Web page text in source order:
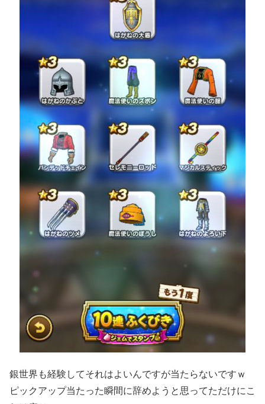
銀世界も経験してそれはよいんですが当たらないですｗ
ピックアップ当たった瞬間に辞めようと思ってただけにこ